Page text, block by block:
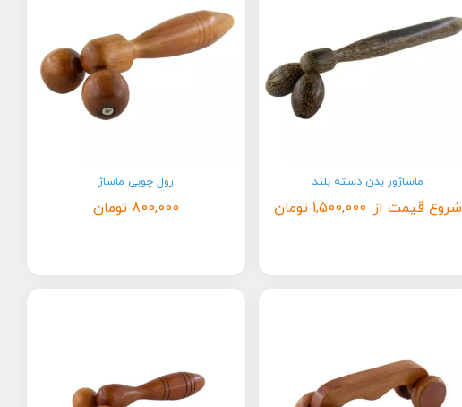
ماساژور بدن دسته بلند
شروع قیمت از: 1,500,000 تومان
رول چوبی ماساژ
800,000 تومان